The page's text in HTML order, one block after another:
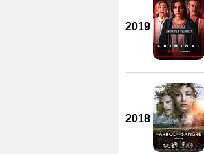
2019
2018